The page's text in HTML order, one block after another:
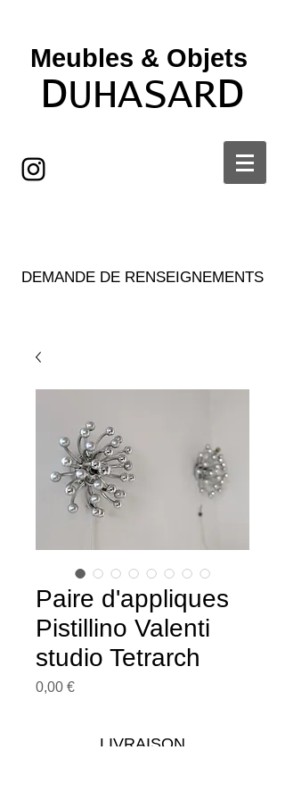
Meubles & Objets ​
DUHASARD
DEMANDE DE RENSEIGNEMENTS
Paire d'appliques
Pistillino Valenti
studio Tetrarch
0,00 €Prix
LIVRAISON